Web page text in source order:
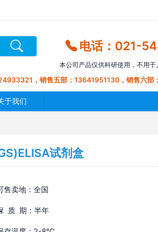
电话：021-
本公司产品仅供科研使用，不用于
，销售五部：13641951130，销售六部
于我们
试剂盒
售卖地：全国
质 期：半年